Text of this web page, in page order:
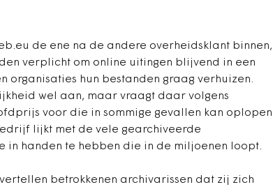
de ene na de andere overheidsklant binnen,
verplicht om online uitingen blijvend in een
organisaties hun bestanden graag verhuizen.
wel aan, maar vraagt daar volgens
voor die in sommige gevallen kan oplopen
lijkt met de vele gearchiveerde
in handen te hebben die in de miljoenen loopt.
vertellen betrokkenen archivarissen dat zij zich